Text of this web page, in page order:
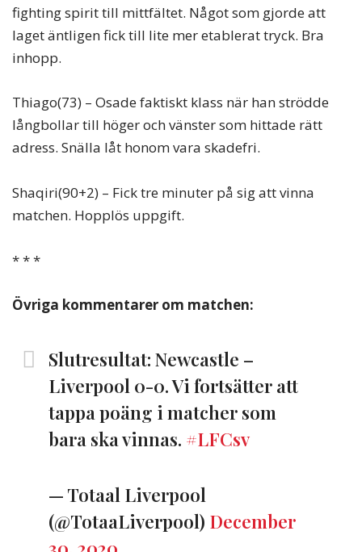
fighting spirit till mittfältet. Något som gjorde att
laget äntligen fick till lite mer etablerat tryck. Bra
inhopp.
Thiago(73) – Osade faktiskt klass när han strödde
långbollar till höger och vänster som hittade rätt
adress. Snälla låt honom vara skadefri.
Shaqiri(90+2) – Fick tre minuter på sig att vinna
matchen. Hopplös uppgift.
* * *
Övriga kommentarer om matchen:
Slutresultat: Newcastle –
Liverpool 0-0. Vi fortsätter att
tappa poäng i matcher som
bara ska vinnas. #LFCsv
— Totaal Liverpool
(@TotaaLiverpool) December